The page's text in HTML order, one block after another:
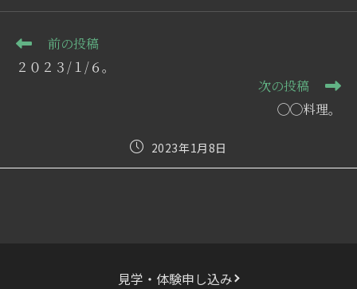
そ
他
む
前の投稿
２０２３/１/６。
次の投稿
◯◯料理。
投
2023年1月8日
見学・体験申し込み